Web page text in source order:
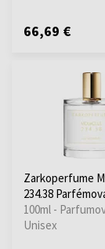
66,69 €
Zarkoperfume
234.38
100ml -
Unisex